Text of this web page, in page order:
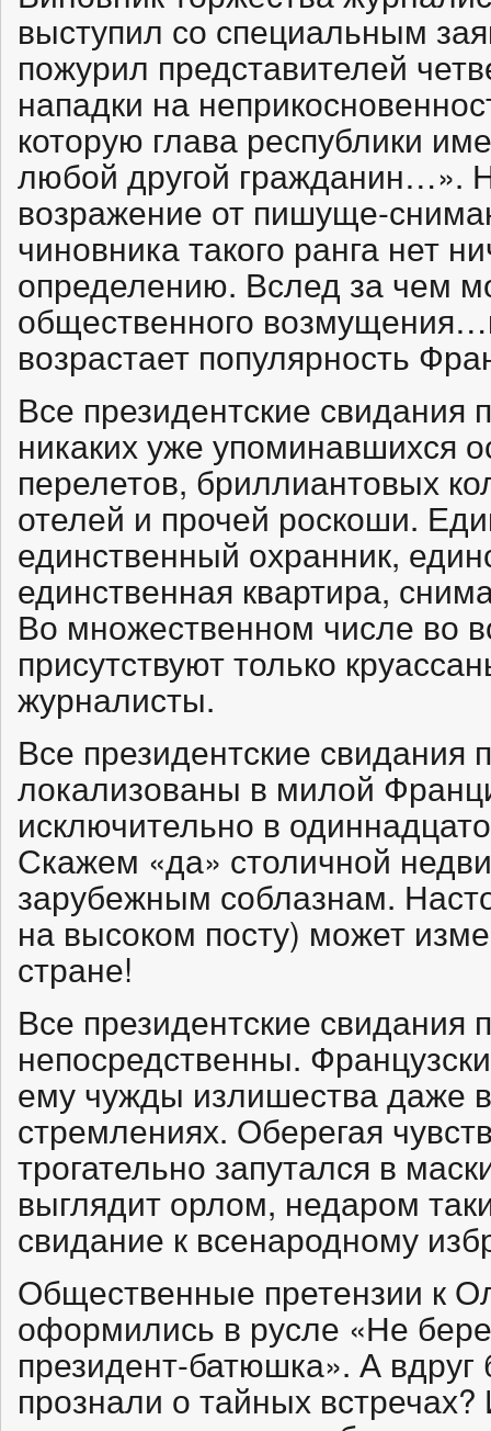
выступил со специальным
пожурил представителей
нападки на
которую глава республики
любой другой гражданин…».
возражение от пишуще-
чиновника такого ранга нет
определению. Вслед за чем
общественного
возрастает популярность
Все президентские свидания
никаких уже упоминавшихся
перелетов, бриллиантовых
отелей и прочей роскоши.
единственный охранник,
единственная квартира,
Во множественном числе во
присутствуют только
журналисты.
Все президентские свидания
локализованы в милой
исключительно в
Скажем «да» столичной
зарубежным соблазнам.
на высоком посту) может
стране!
Все президентские
непосредственны.
ему чужды излишества даже
стремлениях. Оберегая
трогательно запутался в
выглядит орлом, недаром
свидание к всенародному
Общественные претензии к
оформились в русле «Не
президент-батюшка». А
прознали о тайных